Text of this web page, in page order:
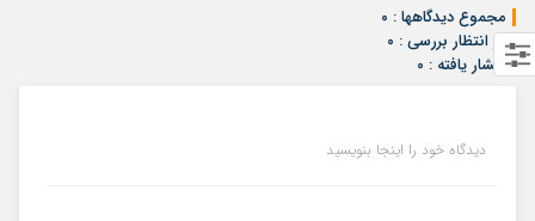
مجموع دیدگاهها : ۰
در انتظار بررسی : ۰
انتشار یافته : ۰
دیدگاه خود را اینجا بنویسید